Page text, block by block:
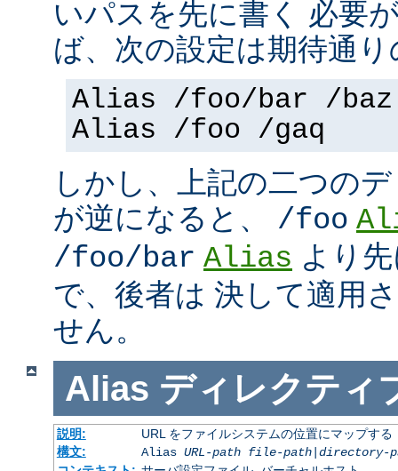
いパスを先に書く 必要
ば、次の設定は期待通
Alias /foo/bar /baz
Alias /foo /gaq
しかし、上記の二つの
が逆になると、 /foo
/foo/bar Alias より
で、後者は 決して適用
せん。
Alias ディレクティ
説明:
URL をファイルシステムの位置にマップする
構文:
Alias URL-path file-path| directory-